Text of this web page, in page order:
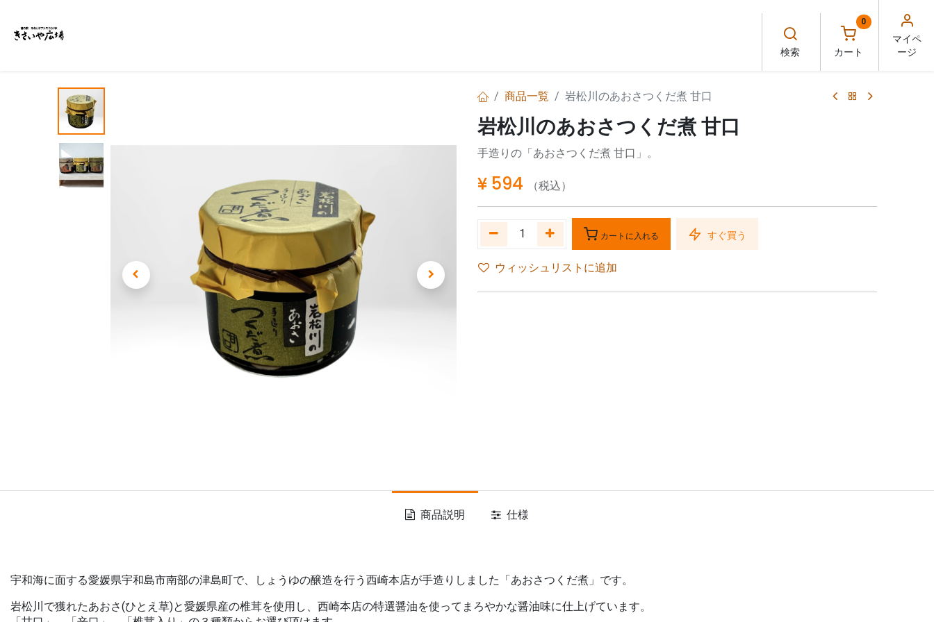
検索
0
カート
マイペ
ージ
商品一覧 岩松川のあおさつくだ煮 甘口
岩松川のあおさつくだ煮 甘口
手造りの「あおさつくだ煮 甘口」。
¥ 594 （税込）
カートに入れる すぐ買う
ウィッシュリストに追加
商品説明 仕様
宇和海に面する愛媛県宇和島市南部の津島町で、しょうゆの醸造を行う西崎本店が手造りしました「あおさつくだ煮」です。
岩松川で獲れたあおさ(ひとえ草)と愛媛県産の椎茸を使用し、西崎本店の特選醤油を使ってまろやかな醤油味に仕上げています。